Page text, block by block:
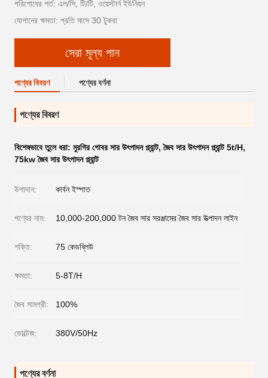
পরিশোধের শর্ত: এল/সি, টি/টি, ওয়েস্টার্ন ইউনিয়ন
যোগানের ক্ষমতা: প্রতি মাসে 30 টুকরা
সেরা মূল্য পান
পণ্যের বিবরণ পণ্যের বর্ণনা
পণ্যের বিবরণ
বিশেষভাবে তুলে ধরা: মুরগির গোবর সার উৎপাদন প্ল্যান্ট,জৈব সার উৎপাদন প্ল্যান্ট 5t/H,
75kw জৈব সার উৎপাদন প্ল্যান্ট
উপাদান: কার্বন ইস্পাত
পণ্যের নাম: 10,000-200,000 টন জৈব সার সরঞ্জামের জৈব সার উত্পাদন লাইন
শক্তি: 75 কেডব্লিউ
ক্ষমতা: 5-8T/H
জৈব সামগ্রী: 100%
ভোল্টেজ: 380V/50Hz
পণ্যের বর্ণনা